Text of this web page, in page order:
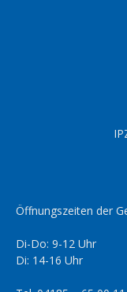
Öffnungszeiten der
Di-Do: 9-12 Uhr
Di: 14-16 Uhr